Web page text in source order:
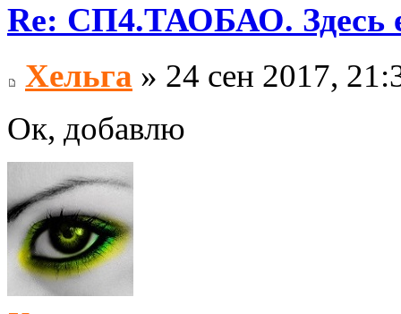
Re: СП4.ТАОБАО. Здесь
Хельга » 24 сен 2017,
Ок, добавлю